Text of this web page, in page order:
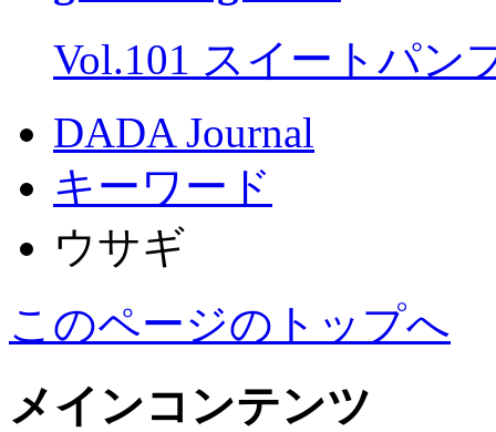
Vol.101 スイートパン
DADA Journal
キーワード
ウサギ
このページのトップへ
メインコンテンツ